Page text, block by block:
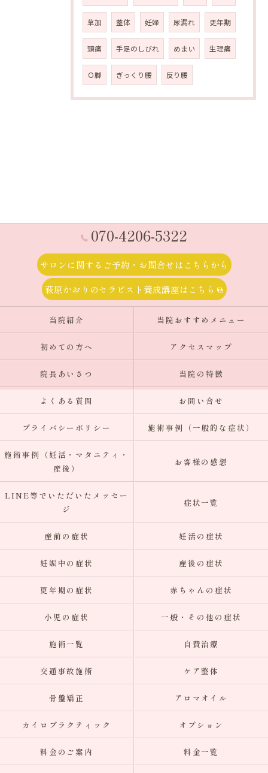
草加 整体 妊婦 尿漏れ 更年期
頭痛 手足のしびれ めまい 生理痛
Ｏ脚 ぎっくり腰 反り腰
070-4206-5322
サロンに関するご予約・お問合せはこちらから
萩原かおりのセラピスト養成講座はこちら
当院紹介 当院おすすめメニュー
初めての方へ アクセスマップ
院長あいさつ 当院の特徴
よくある質問 お問い合せ
プライバシーポリシー 施術事例（一般的な症状）
施術事例（妊活・マタニティ・
産後）
お客様の感想
LINE等でいただいたメッセー
ジ
症状一覧
産前の症状 妊活の症状
妊娠中の症状 産後の症状
更年期の症状 赤ちゃんの症状
小児の症状 一般・その他の症状
施術一覧 自費治療
交通事故施術 ケア整体
骨盤矯正 アロマオイル
カイロプラクティック オプション
料金のご案内 料金一覧